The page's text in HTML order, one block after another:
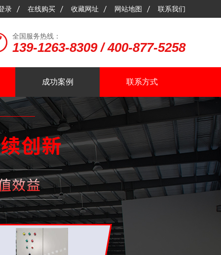
录 在线购买 收藏网址 网站地图 联系我们
全国服务热线：
139-1263-8309 / 400-877-5258
成功案例 联系方式